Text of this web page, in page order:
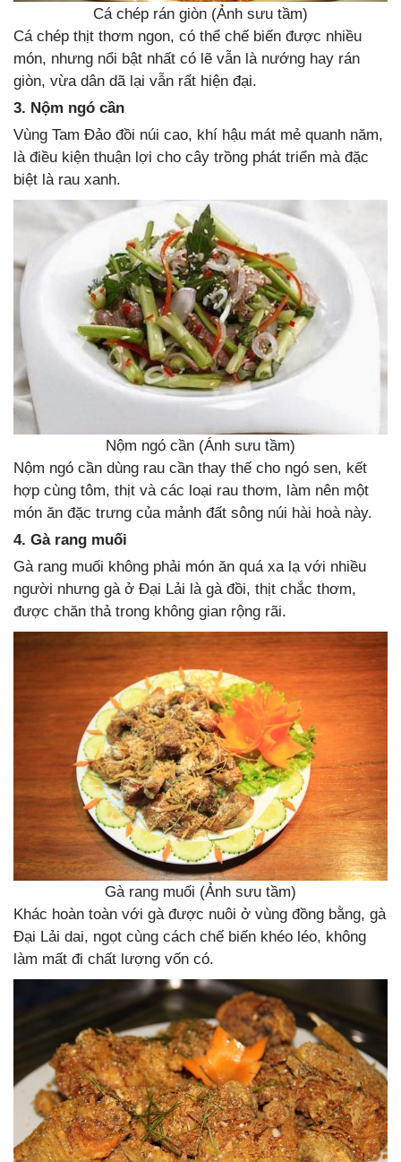
Cá chép rán giòn (Ảnh sưu tầm)
Cá chép thịt thơm ngon, có thể chế biến được nhiều
món, nhưng nổi bật nhất có lẽ vẫn là nướng hay rán
giòn, vừa dân dã lại vẫn rất hiện đại.
3. Nộm ngó cần
Vùng Tam Đảo đồi núi cao, khí hậu mát mẻ quanh năm,
là điều kiện thuận lợi cho cây trồng phát triển mà đặc
biệt là rau xanh.
Nộm ngó cần (Ánh sưu tầm)
Nộm ngó cần dùng rau cần thay thế cho ngó sen, kết
hợp cùng tôm, thịt và các loại rau thơm, làm nên một
món ăn đặc trưng của mảnh đất sông núi hài hoà này.
4. Gà rang muối
Gà rang muối không phải món ăn quá xa lạ với nhiều
người nhưng gà ở Đại Lải là gà đồi, thịt chắc thơm,
được chăn thả trong không gian rộng rãi.
Gà rang muối (Ảnh sưu tầm)
Khác hoàn toàn với gà được nuôi ở vùng đồng bằng, gà
Đại Lải dai, ngọt cùng cách chế biến khéo léo, không
làm mất đi chất lượng vốn có.